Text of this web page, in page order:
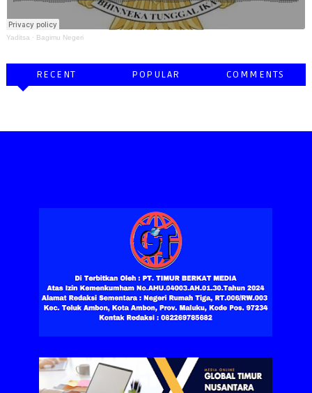
Yaditsa · Bagimu Negeri
RECENT POPULAR COMMENTS